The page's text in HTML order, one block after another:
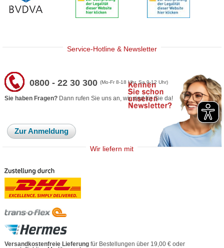
Service-Hotline & Newsletter
0800 - 22 30 300(Mo-Fr 8-18 Uhr, Sa 9-12 Uhr)
Sie haben Fragen? Dann rufen Sie uns an, wir sind für Sie da!
Zur Anmeldung
Wir liefern mit
Versandkostenfreie Lieferung für Bestellungen über 19,00 € oder